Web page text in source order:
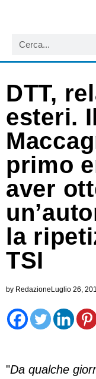
DTT,
esteri.
primo
aver
la
TSI
by RedazioneLuglio 26,
"Da qualche